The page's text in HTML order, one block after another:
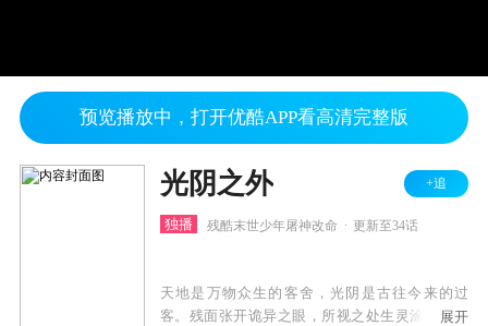
预览播放中，打开优酷APP看高清完整版
光阴之外 +追
独播 残酷末世少年屠神改命 更新至34话
天地是万物众生的客舍，光阴是古往今来的过
客。残面张开诡异之眼，所视之处生灵涂炭，化
展开